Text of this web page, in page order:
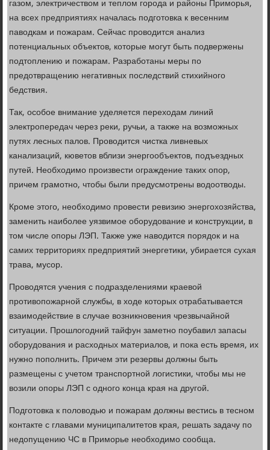
газом, электричеством и теплом города и районы Приморья,
на всех предприятиях началась подготовка к весенним
паводкам и пожарам. Сейчас проводится анализ
потенциальных объектов, которые могут быть подвержены
подтоплению и пожарам. Разработаны меры по
предотвращению негативных последствий стихийного
бедствия.
Так, особое внимание уделяется переходам линий
электропередач через реки, ручьи, а также на возможных
путях лесных палов. Проводится чистка ливневых
канализаций, кюветов вблизи энергообъектов, подъездных
путей. Необходимо произвести ограждение таких опор,
причем грамотно, чтобы были предусмотрены водоотводы.
Кроме этого, необходимо провести ревизию энергохозяйства,
заменить наиболее уязвимое оборудование и конструкции, в
том числе опоры ЛЭП. Также уже наводится порядок и на
самих территориях предприятий энергетики, убирается сухая
трава, мусор.
Проводятся учения с подразделениями краевой
противопожарной службы, в ходе которых отрабатывается
взаимодействие в случае возникновения чрезвычайной
ситуации. Прошлогодний тайфун заметно поубавил запасы
оборудования и расходных материалов, и пока есть время, их
нужно пополнить. Причем эти резервы должны быть
размещены с учетом транспортной логистики, чтобы мы не
возили опоры ЛЭП с одного конца края на другой.
Подготовка к половодью и пожарам должны вестись в тесном
контакте с главами муниципалитетов края, решать задачу по
недопущению ЧС в Приморье необходимо сообща.